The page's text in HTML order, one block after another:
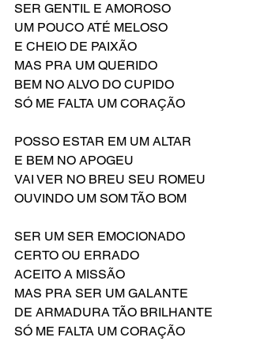
SER GENTIL E AMOROSO
UM POUCO ATÉ MELOSO
E CHEIO DE PAIXÃO
MAS PRA UM QUERIDO
BEM NO ALVO DO CUPIDO
SÓ ME FALTA UM CORAÇÃO
POSSO ESTAR EM UM ALTAR
E BEM NO APOGEU
VAI VER NO BREU SEU ROMEU
OUVINDO UM SOM TÃO BOM
SER UM SER EMOCIONADO
CERTO OU ERRADO
ACEITO A MISSÃO
MAS PRA SER UM GALANTE
DE ARMADURA TÃO BRILHANTE
SÓ ME FALTA UM CORAÇÃO